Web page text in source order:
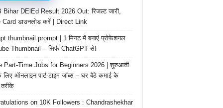
Bihar DElEd Result 2026 Out: रिजल्ट जारी,
Card डाउनलोड करें | Direct Link
thumbnail prompt | 1 मिनट में बनाएं प्रोफेशनल
Thumbnail – सिर्फ ChatGPT से!
Part-Time Jobs for Beginners 2026 | शुरुआती
लिए ऑनलाइन पार्ट-टाइम जॉब्स – घर बैठे कमाई के
on 10K Followers : Chandrashekhar